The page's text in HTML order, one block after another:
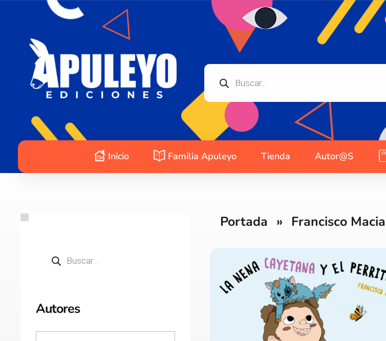
Inicio Familia Apuleyo Tienda Autor@s
Portada » Francisco Macia
Autores